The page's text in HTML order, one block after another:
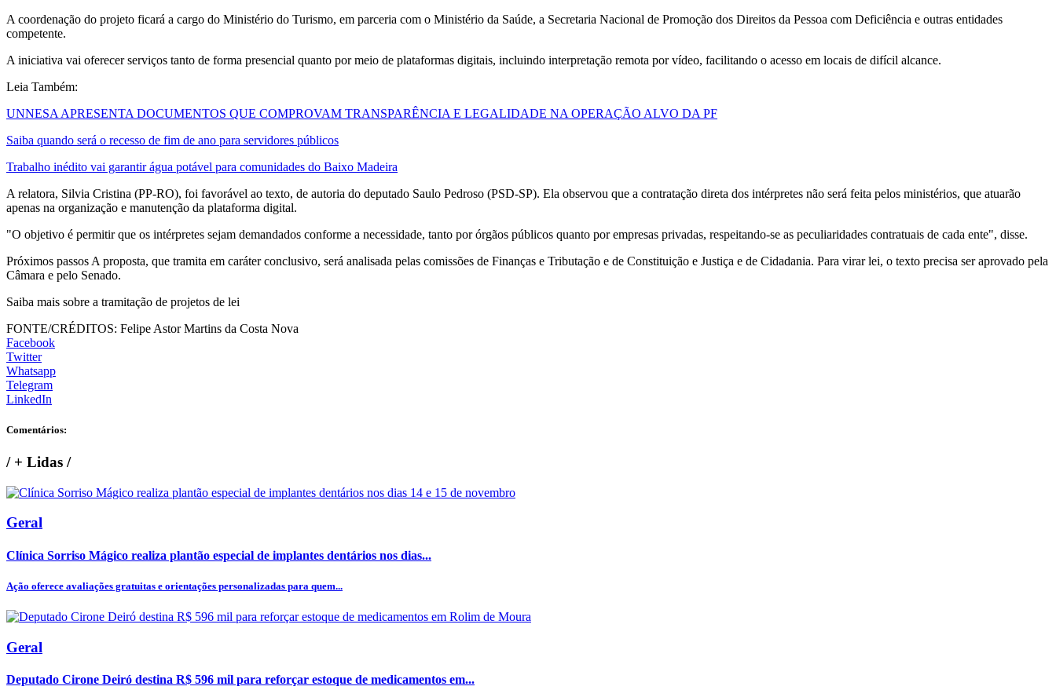
A coordenação do projeto ficará a cargo do Ministério do Turismo, em parceria com o Ministério da Saúde, a Secretaria Nacional de Promoção dos Direitos da Pessoa com Deficiência e outras entidades
competente.
A iniciativa vai oferecer serviços tanto de forma presencial quanto por meio de plataformas digitais, incluindo interpretação remota por vídeo, facilitando o acesso em locais de difícil alcance.
Leia Também:
UNNESA APRESENTA DOCUMENTOS QUE COMPROVAM TRANSPARÊNCIA E LEGALIDADE NA OPERAÇÃO ALVO DA PF
Saiba quando será o recesso de fim de ano para servidores públicos
Trabalho inédito vai garantir água potável para comunidades do Baixo Madeira
A relatora, Silvia Cristina (PP-RO), foi favorável ao texto, de autoria do deputado Saulo Pedroso (PSD-SP). Ela observou que a contratação direta dos intérpretes não será feita pelos ministérios, que atuarão
apenas na organização e manutenção da plataforma digital.
"O objetivo é permitir que os intérpretes sejam demandados conforme a necessidade, tanto por órgãos públicos quanto por empresas privadas, respeitando-se as peculiaridades contratuais de cada ente", disse.
Próximos passos A proposta, que tramita em caráter conclusivo, será analisada pelas comissões de Finanças e Tributação e de Constituição e Justiça e de Cidadania. Para virar lei, o texto precisa ser aprovado pela
Câmara e pelo Senado.
Saiba mais sobre a tramitação de projetos de lei
FONTE/CRÉDITOS: Felipe Astor Martins da Costa Nova
Facebook
Twitter
Whatsapp
Telegram
LinkedIn
Comentários:
/+ Lidas /
Geral
Clínica Sorriso Mágico realiza plantão especial de implantes dentários nos dias...
Ação oferece avaliações gratuitas e orientações personalizadas para quem...
Geral
Deputado Cirone Deiró destina R$ 596 mil para reforçar estoque de medicamentos em...